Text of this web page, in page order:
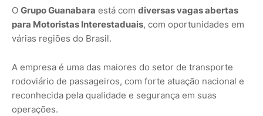
O Grupo Guanabara está com diversas vagas abertas
para Motoristas Interestaduais, com oportunidades em
várias regiões do Brasil.
A empresa é uma das maiores do setor de transporte
rodoviário de passageiros, com forte atuação nacional e
reconhecida pela qualidade e segurança em suas
operações.